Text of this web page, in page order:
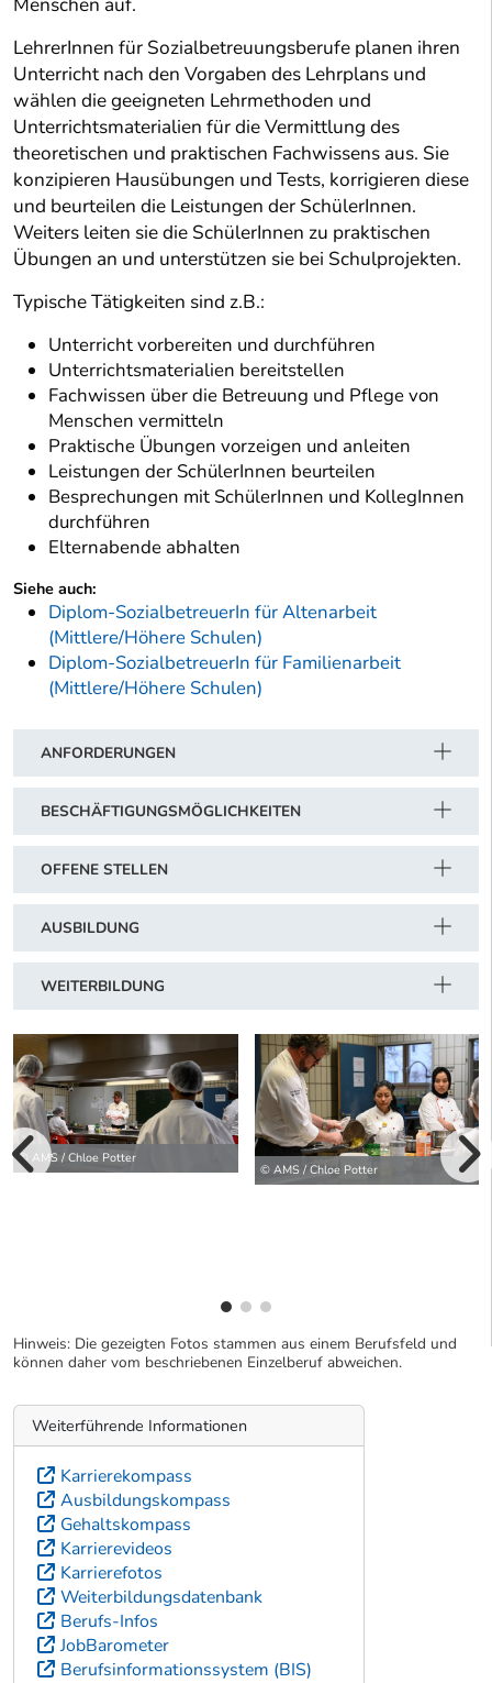
Menschen auf.
LehrerInnen für Sozialbetreuungsberufe planen ihren
Unterricht nach den Vorgaben des Lehrplans und
wählen die geeigneten Lehrmethoden und
Unterrichtsmaterialien für die Vermittlung des
theoretischen und praktischen Fachwissens aus. Sie
konzipieren Hausübungen und Tests, korrigieren diese
und beurteilen die Leistungen der SchülerInnen.
Weiters leiten sie die SchülerInnen zu praktischen
Übungen an und unterstützen sie bei Schulprojekten.
Typische Tätigkeiten sind z.B.:
Unterricht vorbereiten und durchführen
Unterrichtsmaterialien bereitstellen
Fachwissen über die Betreuung und Pflege von
Menschen vermitteln
Praktische Übungen vorzeigen und anleiten
Leistungen der SchülerInnen beurteilen
Besprechungen mit SchülerInnen und KollegInnen
durchführen
Elternabende abhalten
Siehe auch:
Diplom-SozialbetreuerIn für Altenarbeit
(Mittlere/Höhere Schulen)
Diplom-SozialbetreuerIn für Familienarbeit
(Mittlere/Höhere Schulen)
ANFORDERUNGEN
BESCHÄFTIGUNGSMÖGLICHKEITEN
OFFENE STELLEN
AUSBILDUNG
WEITERBILDUNG
© AMS / Chloe Potter
© AMS / Chloe Potter
Hinweis: Die gezeigten Fotos stammen aus einem Berufsfeld und
können daher vom beschriebenen Einzelberuf abweichen.
Weiterführende Informationen
Karrierekompass
Ausbildungskompass
Gehaltskompass
Karrierevideos
Karrierefotos
Weiterbildungsdatenbank
Berufs-Infos
JobBarometer
Berufsinformationssystem (BIS)